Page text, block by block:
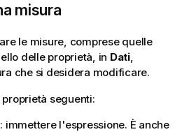
misura
le misure, comprese quelle
delle proprietà, in Dati,
che si desidera modificare.
seguenti:
: immettere l'espressione. È anche